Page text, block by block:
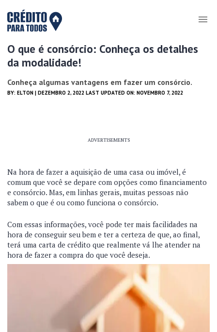
O que é consórcio: Conheça os detalhes
da modalidade!
Conheça algumas vantagens em fazer um consórcio.
BY: ELTON | DEZEMBRO 2, 2022 LAST UPDATED ON: NOVEMBRO 7, 2022
ADVERTISEMENTS
Na hora de fazer a aquisição de uma casa ou imóvel, é
comum que você se depare com opções como financiamento
e consórcio. Mas, em linhas gerais, muitas pessoas não
sabem o que é ou como funciona o consórcio.
Com essas informações, você pode ter mais facilidades na
hora de conseguir seu bem e ter a certeza de que, ao final,
terá uma carta de crédito que realmente vá lhe atender na
hora de fazer a compra do que você deseja.